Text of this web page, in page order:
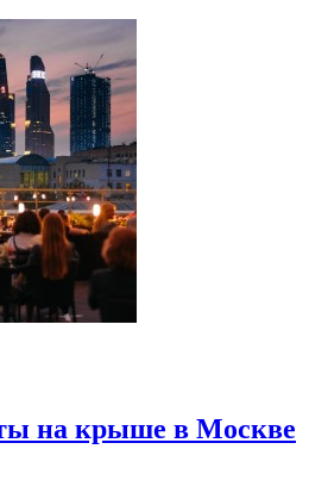
на крыше в Москве